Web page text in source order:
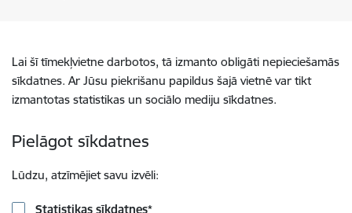
Lai šī tīmekļvietne darbotos, tā izmanto obligāti nepieciešamās
sīkdatnes. Ar Jūsu piekrišanu papildus šajā vietnē var tikt
izmantotas statistikas un sociālo mediju sīkdatnes.
Pielāgot sīkdatnes
Lūdzu, atzīmējiet savu izvēli:
Statistikas sīkdatnes*